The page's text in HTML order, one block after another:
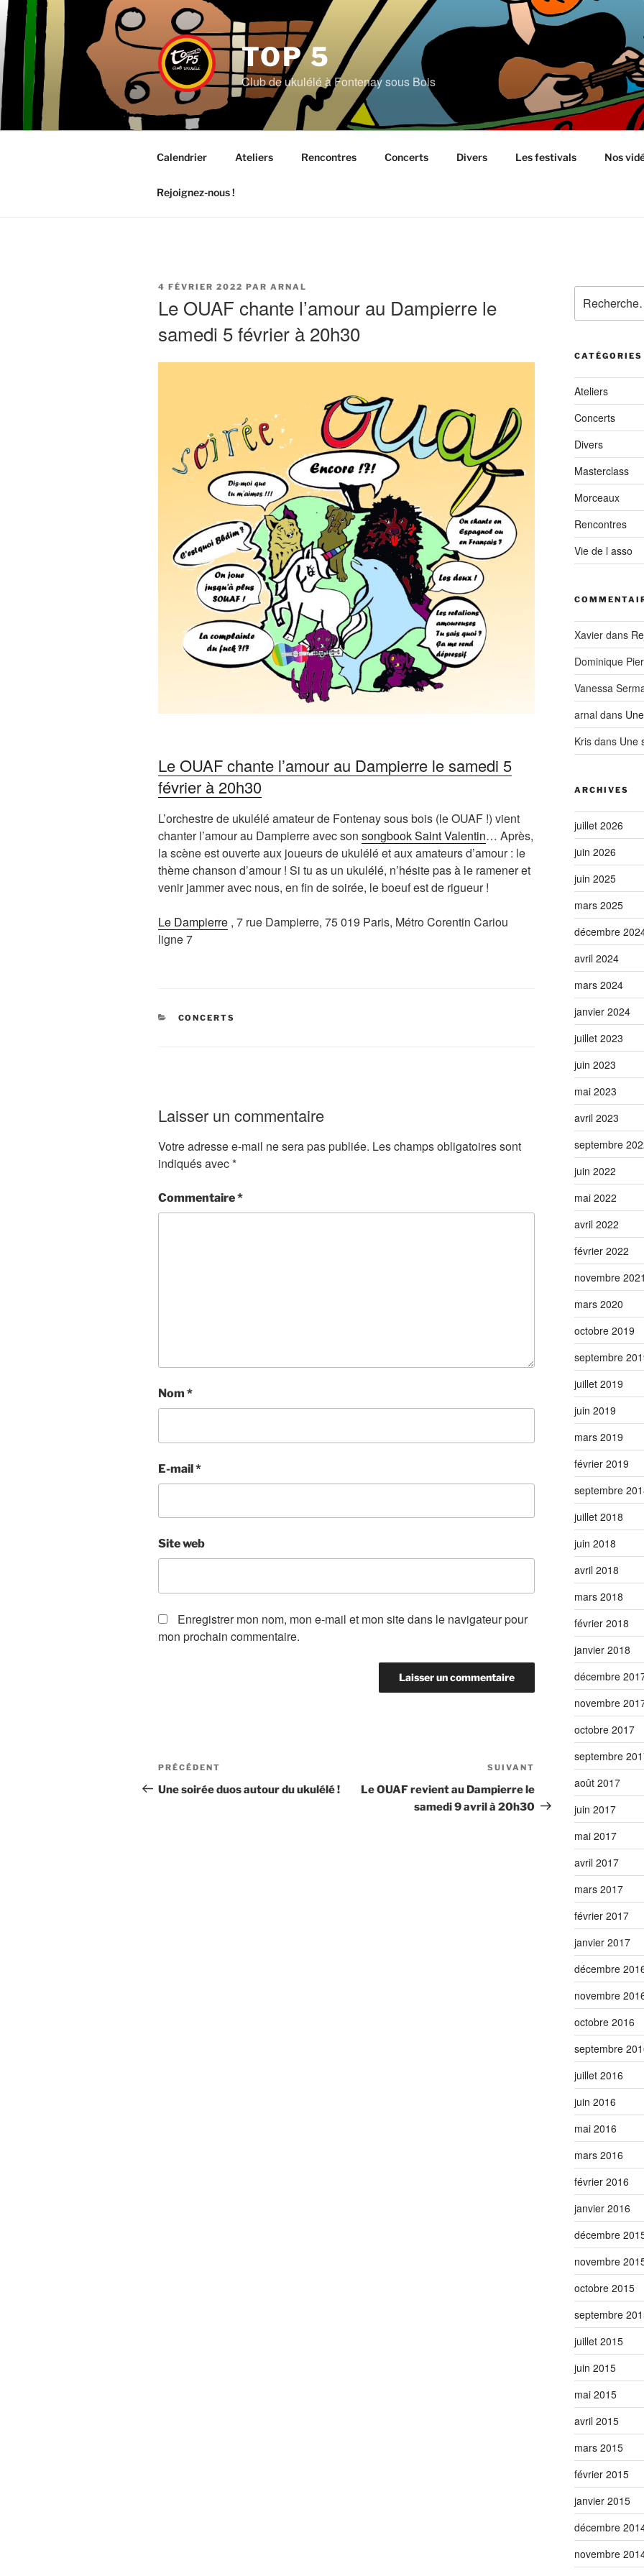
Aller
au
contenu
principal
TOP 5
Club de ukulélé à Fontenay sous Bois
Calendrier Ateliers Rencontres Concerts Divers Les festivals Nos
Rejoignez-nous !
PUBLIÉ
4 FÉVRIER 2022 PAR ARNAL
Le OUAF chante l’amour au Dampierre le
samedi 5 février à 20h30
Le OUAF chante l’amour au Dampierre le samedi 5
février à 20h30
L’orchestre de ukulélé amateur de Fontenay sous bois (le OUAF !) vient
chanter l’amour au Dampierre avec son songbook Saint Valentin… Après,
la scène est ouverte aux joueurs de ukulélé et aux amateurs d’amour : le
thème chanson d’amour ! Si tu as un ukulélé, n’hésite pas à le ramener et
venir jammer avec nous, en fin de soirée, le boeuf est de rigueur !
Le Dampierre , 7 rue Dampierre, 75 019 Paris, Métro Corentin Cariou
ligne 7
CATÉGORIES
CONCERTS
Laisser un commentaire
Votre adresse e-mail ne sera pas publiée. Les champs obligatoires sont
indiqués avec*
Commentaire*
Nom *
E-mail*
Site web
Enregistrer mon nom, mon e-mail et mon site dans le navigateur pour
mon prochain commentaire.
Navigation
de
Article
précédent
PRÉCÉDENT
Une soirée duos autour du ukulélé !
suivant
SUIVANT
Le OUAF revient au Dampierre le
samedi 9 avril à 20h30
pour
:
CATÉGORIES
Ateliers
Concerts
Divers
Masterclass
Morceaux
Rencontres
Vie de l asso
Xavierdans
Dominique
Vanessa
arnal dans
Krisdans Une
ARCHIVES
juillet 2026
juin 2026
juin 2025
mars 2025
décembre
avril 2024
mars 2024
janvier 2024
juillet 2023
juin 2023
mai 2023
avril 2023
septembre
juin 2022
mai 2022
avril 2022
février 2022
novembre
mars 2020
octobre 2019
septembre
juillet 2019
juin 2019
mars 2019
février 2019
septembre
juillet 2018
juin 2018
avril 2018
mars 2018
février 2018
janvier 2018
décembre
novembre
octobre 2017
septembre
août 2017
juin 2017
mai 2017
avril 2017
mars 2017
février 2017
janvier 2017
décembre
novembre
octobre 2016
septembre
juillet 2016
juin 2016
mai 2016
mars 2016
février 2016
janvier 2016
décembre
novembre
octobre 2015
septembre
juillet 2015
juin 2015
mai 2015
avril 2015
mars 2015
février 2015
janvier 2015
décembre
novembre